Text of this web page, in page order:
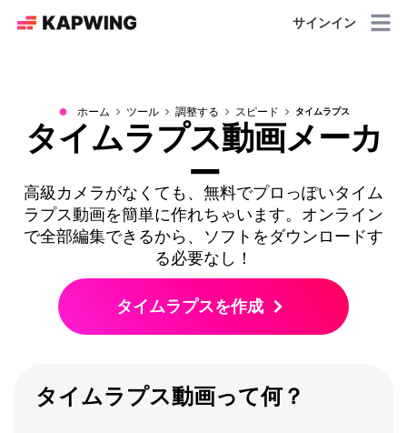
サインイン
● ホーム ツール 調整する スピード タイムラプス
タイムラプス動画メーカ
ー
高級カメラがなくても、無料でプロっぽいタイム
ラプス動画を簡単に作れちゃいます。オンライン
で全部編集できるから、ソフトをダウンロードす
る必要なし！
タイムラプスを作成
タイムラプス動画って何？